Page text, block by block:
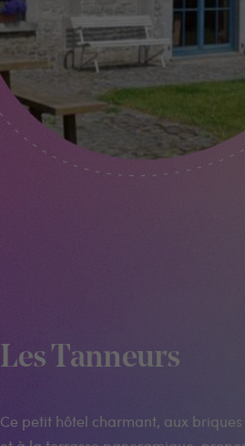
Les Tanneurs
Ce petit hôtel charmant, aux